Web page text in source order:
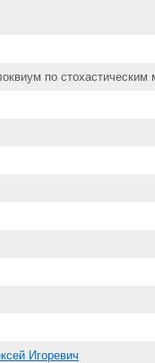
по стохастическим
Игоревич